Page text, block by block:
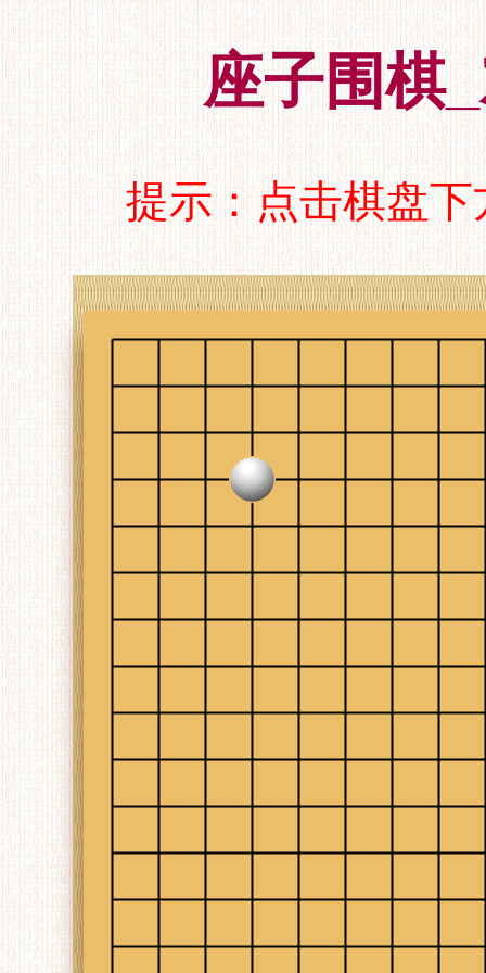
座子围棋
提示：点击棋盘下